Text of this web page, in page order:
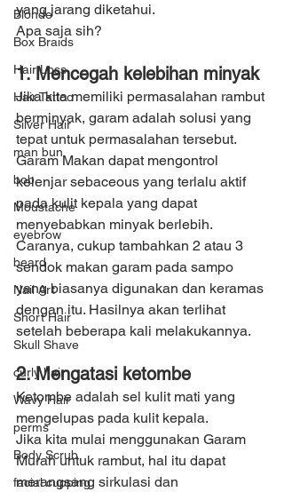
Blonde
Box Braids
Hair Loss
Hair Tattoo
Silver Hair
man bun
bob
Moustache
eyebrow
beard
Nail Art
Short Hair
Skull Shave
curly hair
Wavy Hair
perms
Body Scrub
facial cupping
yang jarang diketahui.
Apa saja sih?
1. Mencegah kelebihan minyak
Jika kita memiliki permasalahan rambut
berminyak, garam adalah solusi yang
tepat untuk permasalahan tersebut.
Garam Makan dapat mengontrol
kelenjar sebaceous yang terlalu aktif
pada kulit kepala yang dapat
menyebabkan minyak berlebih.
Caranya, cukup tambahkan 2 atau 3
sendok makan garam pada sampo
yang biasanya digunakan dan keramas
dengan itu. Hasilnya akan terlihat
setelah beberapa kali melakukannya.
2. Mengatasi ketombe
Ketombe adalah sel kulit mati yang
mengelupas pada kulit kepala.
Jika kita mulai menggunakan Garam
Murah untuk rambut, hal itu dapat
merangsang sirkulasi dan